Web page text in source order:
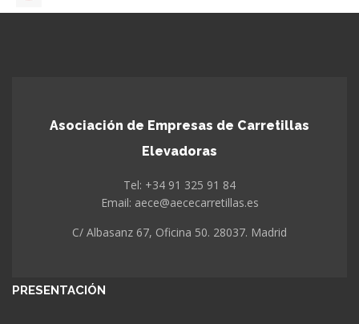
Asociación de Empresas de Carretillas
Elevadoras
Tel: +34 91 325 91 84
Email: aece@aececarretillas.es
C/ Albasanz 67, Oficina 50. 28037. Madrid
PRESENTACIÓN